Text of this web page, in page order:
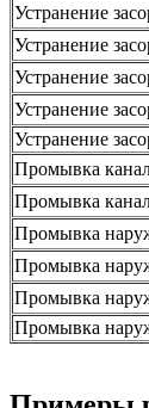
Устранение
Устранение
Устранение
Устранение
Устранение
Промывка
Промывка
Промывка
Промывка
Промывка
Промывка